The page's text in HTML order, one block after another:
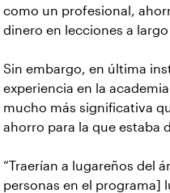
como un profesional,
dinero en lecciones a
Sin embargo, en última
experiencia en la
mucho más significativa
ahorro para la que estaba
“Traerían a lugareños del
personas en el programa]